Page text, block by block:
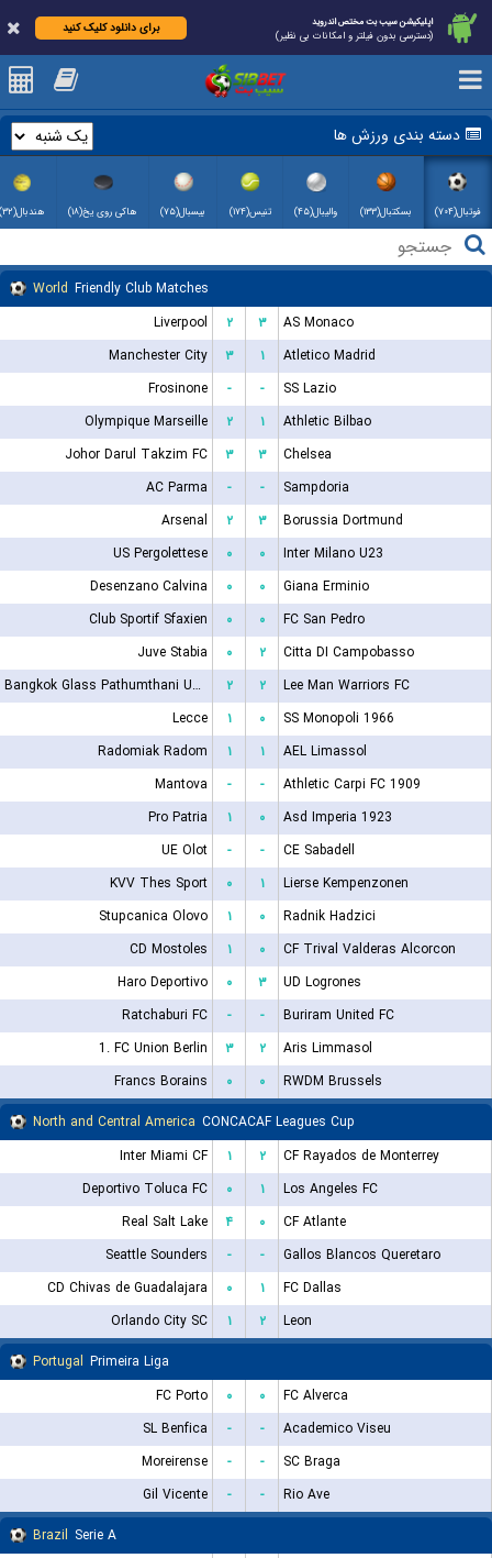
اپلیکیشن سیب بت مختص اندروید
(دسترسی بدون فیلتر و امکانات بی نظیر)
برای دانلود کلیک کنید
دسته بندی ورزش ها
فوتبال(۷۰۴) بسکتبال(۱۳۳) والیبال(۴۵) تنیس(۱۷۴) بیسبال(۷۵) هاکی روی یخ(۱۸) هندبال(۳۲)
World Friendly Club Matches
Liverpool
۲ ۳
AS Monaco
Manchester City
۳ ۱
Atletico Madrid
Frosinone
- -
SS Lazio
Olympique Marseille
۲ ۱
Athletic Bilbao
Johor Darul Takzim FC
۳ ۳
Chelsea
AC Parma
- -
Sampdoria
Arsenal
۲ ۳
Borussia Dortmund
US Pergolettese
۰ ۰
Inter Milano U23
Desenzano Calvina
۰ ۰
Giana Erminio
Club Sportif Sfaxien
۰ ۰
FC San Pedro
Juve Stabia
۰ ۲
Citta DI Campobasso
Bangkok Glass Pathumthani United FC
۲ ۲
Lee Man Warriors FC
Lecce
۱ ۰
SS Monopoli 1966
Radomiak Radom
۱ ۱
AEL Limassol
Mantova
- -
Athletic Carpi FC 1909
Pro Patria
۱ ۰
Asd Imperia 1923
UE Olot
- -
CE Sabadell
KVV Thes Sport
۰ ۱
Lierse Kempenzonen
Stupcanica Olovo
۱ ۰
Radnik Hadzici
CD Mostoles
۱ ۰
CF Trival Valderas Alcorcon
Haro Deportivo
۰ ۳
UD Logrones
Ratchaburi FC
- -
Buriram United FC
1. FC Union Berlin
۳ ۲
Aris Limmasol
Francs Borains
۰ ۰
RWDM Brussels
North and Central America CONCACAF Leagues Cup
Inter Miami CF
۱ ۲
CF Rayados de Monterrey
Deportivo Toluca FC
۰ ۱
Los Angeles FC
Real Salt Lake
۴ ۰
CF Atlante
Seattle Sounders
- -
Gallos Blancos Queretaro
CD Chivas de Guadalajara
۰ ۱
FC Dallas
Orlando City SC
۱ ۲
Leon
Portugal Primeira Liga
FC Porto
۰ ۰
FC Alverca
SL Benfica
- -
Academico Viseu
Moreirense
- -
SC Braga
Gil Vicente
- -
Rio Ave
Brazil Serie A